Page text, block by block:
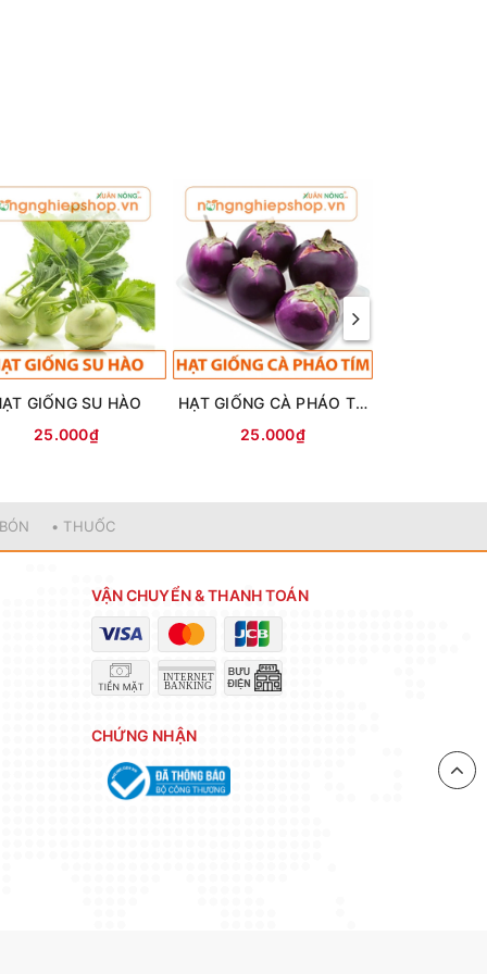
GIỐNG SU HÀO
25.000₫
HẠT GIỐNG CÀ PHÁO TÍM
25.000₫
• THUỐC
VẬN CHUYỂN & THANH TOÁN
CHỨNG NHẬN